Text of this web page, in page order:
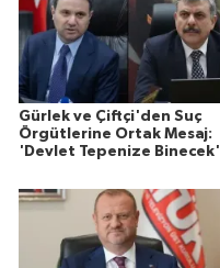
Gürlek ve Çiftçi'den Suç
Örgütlerine Ortak Mesaj:
'Devlet Tepenize Binecek'